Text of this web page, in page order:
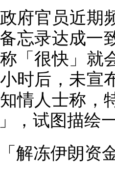
府官员近期
忘录达成一
「很快」就
时后，未宣
情人士称，
，试图描绘
解冻伊朗资